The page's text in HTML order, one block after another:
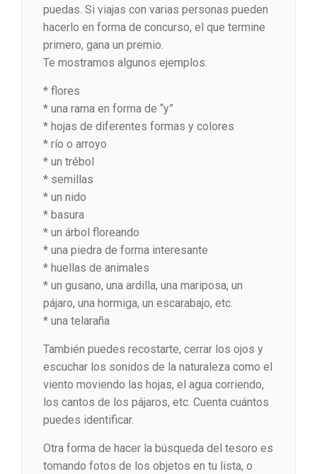
puedas. Si viajas con varias personas pueden
hacerlo en forma de concurso, el que termine
primero, gana un premio.
Te mostramos algunos ejemplos:
* flores
* una rama en forma de “y”
* hojas de diferentes formas y colores
* río o arroyo
* un trébol
* semillas
* un nido
* basura
* un árbol floreando
* una piedra de forma interesante
* huellas de animales
* un gusano, una ardilla, una mariposa, un
pájaro, una hormiga, un escarabajo, etc.
* una telaraña
También puedes recostarte, cerrar los ojos y
escuchar los sonidos de la naturaleza como el
viento moviendo las hojas, el agua corriendo,
los cantos de los pájaros, etc. Cuenta cuántos
puedes identificar.
Otra forma de hacer la búsqueda del tesoro es
tomando fotos de los objetos en tu lista, o